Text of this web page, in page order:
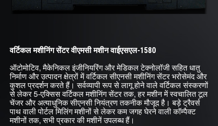
वर्टिकल मशीनिंग सेंटर वीएमसी मशीन वाईएसएल-1580
ऑटोमोटिव, मैकेनिकल इंजीनियरिंग और मेडिकल टेक्नोलॉजी सहित धातु
निर्माण और उत्पादन क्षेत्रों में वर्टिकल सीएनसी मशीनिंग सेंटर भरोसेमंद और
कुशल प्रदर्शन करते हैं। सर्वव्यापी रूप से लागू होने वाले वर्टिकल संस्करणों
से लेकर 5-एक्सिस वर्टिकल मशीनिंग सेंटर तक, हर मशीन में स्वचालित टूल
चेंजर और अत्याधुनिक सीएनसी नियंत्रण तकनीक मौजूद है। बड़े ट्रैवर्स
पाथ वाली पोर्टल मिलिंग मशीनों से लेकर कम जगह घेरने वाली कॉम्पैक्ट
मशीनों तक, सभी प्रकार की मशीनें उपलब्ध हैं।